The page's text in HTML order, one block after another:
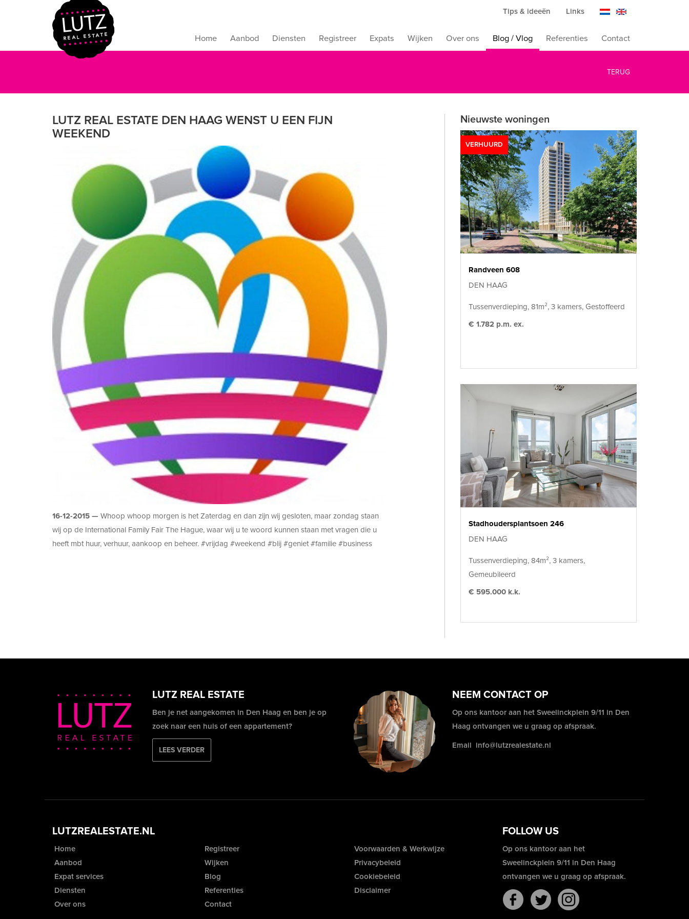
Tips & ideeën Links
Home Aanbod Diensten Registreer Expats Wijken Over ons Blog / Vlog Referenties Contact
TERUG
LUTZ REAL ESTATE DEN HAAG WENST U EEN FIJN
WEEKEND
16-12-2015 — Whoop whoop morgen is het Zaterdag en dan zijn wij gesloten, maar zondag staan
wij op de International Family Fair The Hague, waar wij u te woord kunnen staan met vragen die u
heeft mbt huur, verhuur, aankoop en beheer. ‪#‎vrijdag‬ ‪#‎weekend‬ ‪#‎blij‬ ‪#‎geniet‬ ‪#‎familie‬ ‪#‎business‬
Nieuwste woningen
VERHUURD
Randveen 608
DEN HAAG
Tussenverdieping, 81m², 3 kamers, Gestoffeerd
€ 1.782 p.m. ex.
Stadhoudersplantsoen 246
DEN HAAG
Tussenverdieping, 84m², 3 kamers,
Gemeubileerd
€ 595.000 k.k.
LUTZ REAL ESTATE
Ben je net aangekomen in Den Haag en ben je op
zoek naar een huis of een appartement?
LEES VERDER
NEEM CONTACT OP
Op ons kantoor aan het Sweelinckplein 9/11 in Den
Haag ontvangen we u graag op afspraak.
Email info@lutzrealestate.nl
LUTZREALESTATE.NL
Home
Aanbod
Expat services
Diensten
Over ons
Registreer
Wijken
Blog
Referenties
Contact
FOLLOW US
Voorwaarden & Werkwijze
Privacybeleid
Cookiebeleid
Disclaimer
Op ons kantoor aan het
Sweelinckplein 9/11 in Den Haag
ontvangen we u graag op afspraak.